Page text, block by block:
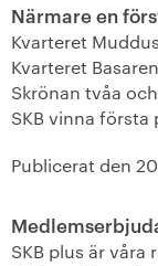
Vår
Jobba hos
Närmare en
Kvarteret
Kvarteret
Skrönan tvåa
SKB vinna
Publicerat den
SKB plus är